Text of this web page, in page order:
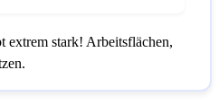
extrem stark! Arbeitsflächen,